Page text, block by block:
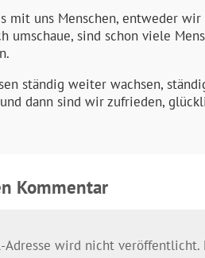
mit uns Menschen, entweder
umschaue, sind schon viele
ständig weiter wachsen,
dann sind wir zufrieden,
Kommentar
Adresse wird nicht veröffentlicht.